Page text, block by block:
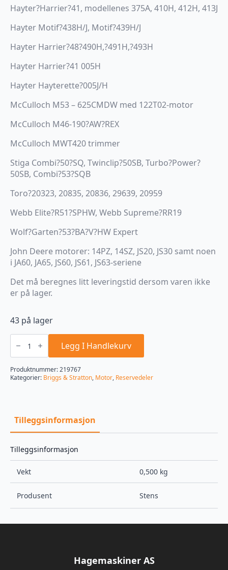
Hayter?Harrier?41, modellenes 375A, 410H, 412H, 413J
Hayter Motif?438H/J, Motif?439H/J
Hayter Harrier?48?490H,?491H,?493H
Hayter Harrier?41 005H
Hayter Hayterette?005J/H
McCulloch M53 – 625CMDW med 122T02-motor
McCulloch M46-190?AW?REX
McCulloch MWT420 trimmer
Stiga Combi?50?SQ, Twinclip?50SB, Turbo?Power?
50SB, Combi?53?SQB
Toro?20323, 20835, 20836, 29639, 20959
Webb Elite?R51?SPHW, Webb Supreme?RR19
Wolf?Garten?53?BA?V?HW Expert
John Deere motorer: 14PZ, 14SZ, JS20, JS30 samt noen
i JA60, JA65, JS60, JS61, JS63-seriene
Det må beregnes litt leveringstid dersom varen ikke
er på lager.
43 på lager
Luftfilter
Briggs
&
Stratton
panel
antall
Legg I Handlekurv
Produktnummer:219767
Kategorier: Briggs & Stratton, Motor, Reservedeler
Tilleggsinformasjon
Tilleggsinformasjon
Vekt 0,500 kg
Produsent Stens
Hagemaskiner AS